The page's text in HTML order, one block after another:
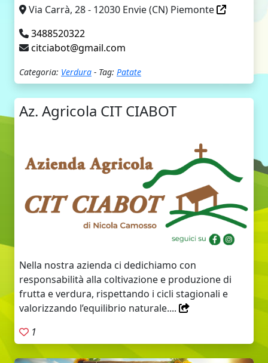
Via Carrà, 28 - 12030 Envie (CN) Piemonte
3488520322
citciabot@gmail.com
Categoria: Verdura - Tag: Patate
Az. Agricola CIT CIABOT
Nella nostra azienda ci dedichiamo con
responsabilità alla coltivazione e produzione di
frutta e verdura, rispettando i cicli stagionali e
valorizzando l’equilibrio naturale....
1